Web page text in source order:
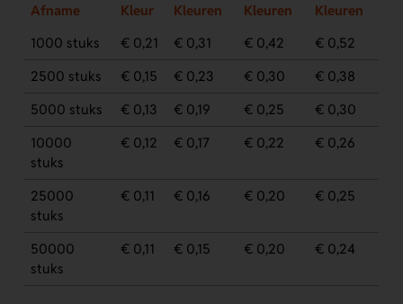
Afname
Kleur
Kleuren
Kleuren
Kleuren
1000 stuks
€ 0,21 € 0,31 € 0,42
€ 0,52
2500 stuks
€ 0,15 € 0,23 € 0,30
€ 0,38
5000 stuks
€ 0,13 € 0,19 € 0,25
€ 0,30
10000
stuks
€ 0,12 € 0,17 € 0,22 € 0,26
25000
stuks
€ 0,11 € 0,16 € 0,20 € 0,25
50000
stuks
€ 0,11 € 0,15 € 0,20 € 0,24